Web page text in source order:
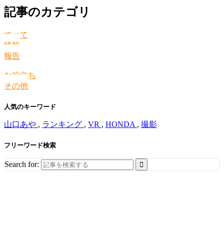
記事のカテゴリ
すべて
情報
報告
お役立ち
その他
人気のキーワード
山口あや , ランキング , VR , HONDA , 撮影
フリーワード検索
Search for: